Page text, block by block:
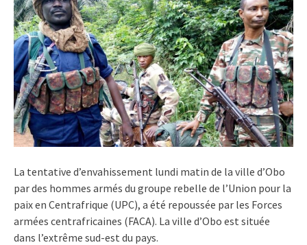
La tentative d’envahissement lundi matin de la ville d’Obo
par des hommes armés du groupe rebelle de l’Union pour la
paix en Centrafrique (UPC), a été repoussée par les Forces
armées centrafricaines (FACA). La ville d’Obo est située
dans l’extrême sud-est du pays.